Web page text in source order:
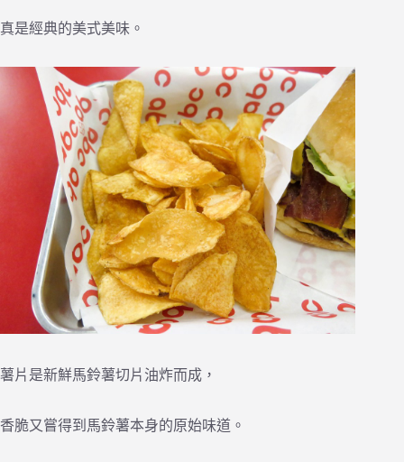
真是經典的美式美味。
薯片是新鮮馬鈴薯切片油炸而成，
香脆又嘗得到馬鈴薯本身的原始味道。